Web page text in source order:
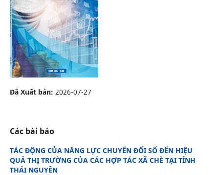
Đã Xuất bản: 2026-07-27
Các bài báo
TÁC ĐỘNG CỦA NĂNG LỰC CHUYỂN ĐỔI SỐ ĐẾN HIỆU
QUẢ THỊ TRƯỜNG CỦA CÁC HỢP TÁC XÃ CHÈ TẠI TỈNH
THÁI NGUYÊN